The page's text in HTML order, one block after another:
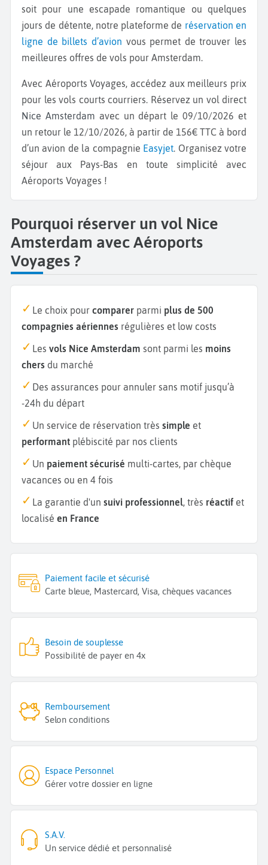
soit pour une escapade romantique ou quelques
jours de détente, notre plateforme de réservation en
ligne de billets d’avion vous permet de trouver les
meilleures offres de vols pour Amsterdam.
Avec Aéroports Voyages, accédez aux meilleurs prix
pour les vols courts courriers. Réservez un vol direct
Nice Amsterdam avec un départ le 09/10/2026 et
un retour le 12/10/2026, à partir de 156€ TTC à bord
d’un avion de la compagnie Easyjet. Organisez votre
séjour aux Pays-Bas en toute simplicité avec
Aéroports Voyages !
Pourquoi réserver un vol Nice
Amsterdam avec Aéroports
Voyages ?
Le choix pour comparer parmi plus de 500
compagnies aériennes régulières et low costs
Les vols Nice Amsterdam sont parmi les moins
chers du marché
Des assurances pour annuler sans motif jusqu’à
-24h du départ
Un service de réservation très simple et
performant plébiscité par nos clients
Un paiement sécurisé multi-cartes, par chèque
vacances ou en 4 fois
La garantie d'un suivi professionnel, très réactif et
localisé en France
Paiement facile et sécurisé
Carte bleue, Mastercard, Visa, chèques vacances
Besoin de souplesse
Possibilité de payer en 4x
Remboursement
Selon conditions
Espace Personnel
Gérer votre dossier en ligne
S.A.V.
Un service dédié et personnalisé